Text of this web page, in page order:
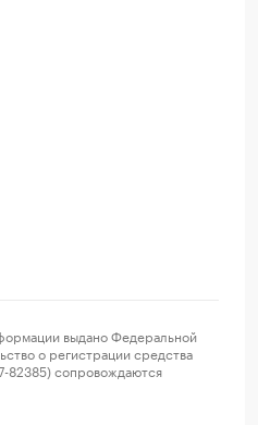
выдано Федеральной
о регистрации средства
82385) сопровождаются